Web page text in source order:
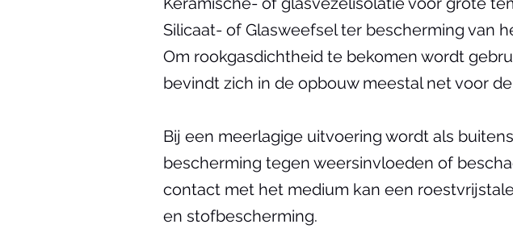
Silicaat- of Glasweefsel ter bescherming van
Om rookgasdichtheid te bekomen wordt
bevindt zich in de opbouw meestal net voor
Bij een meerlagige uitvoering wordt als
bescherming tegen weersinvloeden of
contact met het medium kan een
en stofbescherming.